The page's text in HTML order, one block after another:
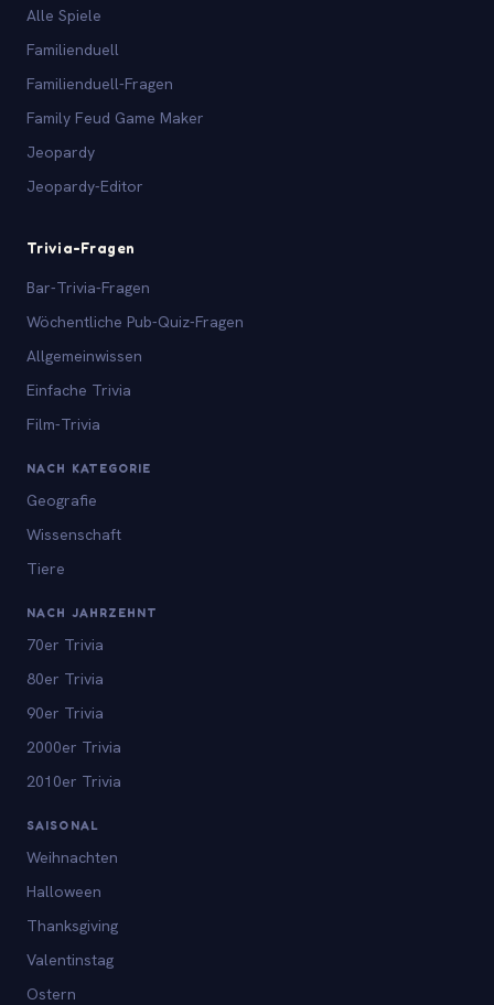
Alle Spiele
Familienduell
Familienduell-Fragen
Family Feud Game Maker
Jeopardy
Jeopardy-Editor
Trivia-Fragen
Bar-Trivia-Fragen
Wöchentliche Pub-Quiz-Fragen
Allgemeinwissen
Einfache Trivia
Film-Trivia
NACH KATEGORIE
Geografie
Wissenschaft
Tiere
NACH JAHRZEHNT
70er Trivia
80er Trivia
90er Trivia
2000er Trivia
2010er Trivia
SAISONAL
Weihnachten
Halloween
Thanksgiving
Valentinstag
Ostern